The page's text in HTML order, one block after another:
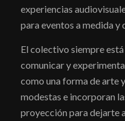
experiencias
para eventos a medida y
El colectivo siempre
comunicar y
como una forma de arte
modestas e incorporan
proyección para dejarte